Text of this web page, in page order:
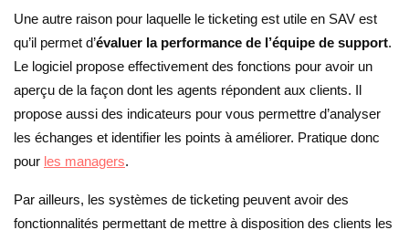
Une autre raison pour laquelle le ticketing est utile en SAV est
qu’il permet d’évaluer la performance de l’équipe de support.
Le logiciel propose effectivement des fonctions pour avoir un
aperçu de la façon dont les agents répondent aux clients. Il
propose aussi des indicateurs pour vous permettre d’analyser
les échanges et identifier les points à améliorer. Pratique donc
pour les managers.
Par ailleurs, les systèmes de ticketing peuvent avoir des
fonctionnalités permettant de mettre à disposition des clients les